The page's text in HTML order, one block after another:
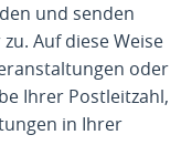
und senden
Auf diese Weise
oder
Ihrer Postleitzahl,
in Ihrer